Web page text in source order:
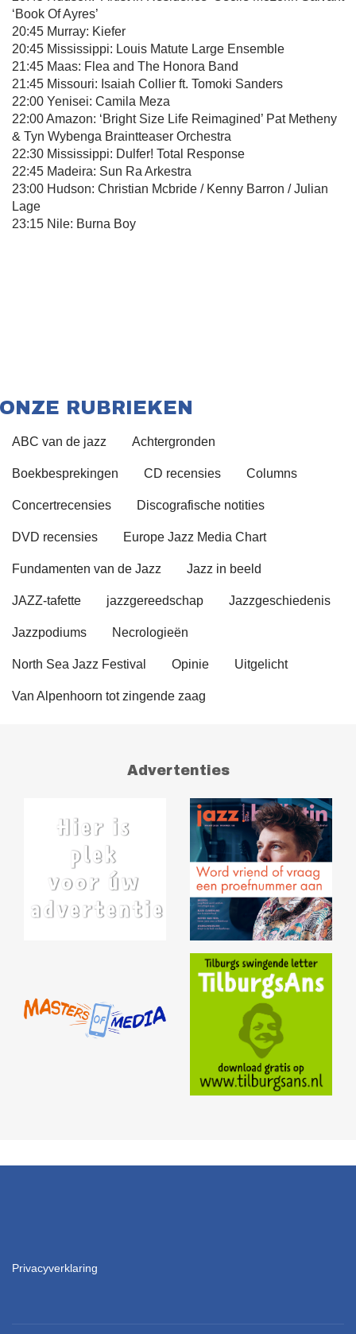
‘Book Of Ayres’
20:45 Murray: Kiefer
20:45 Mississippi: Louis Matute Large Ensemble
21:45 Maas: Flea and The Honora Band
21:45 Missouri: Isaiah Collier ft. Tomoki Sanders
22:00 Yenisei: Camila Meza
22:00 Amazon: ‘Bright Size Life Reimagined’ Pat Metheny
& Tyn Wybenga Braintteaser Orchestra
22:30 Mississippi: Dulfer! Total Response
22:45 Madeira: Sun Ra Arkestra
23:00 Hudson: Christian Mcbride / Kenny Barron / Julian
Lage
23:15 Nile: Burna Boy
ONZE RUBRIEKEN
ABC van de jazz Achtergronden
Boekbesprekingen CD recensies Columns
Concertrecensies Discografische notities
DVD recensies Europe Jazz Media Chart
Fundamenten van de Jazz Jazz in beeld
JAZZ-tafette jazzgereedschap Jazzgeschiedenis
Jazzpodiums Necrologieën
North Sea Jazz Festival Opinie Uitgelicht
Van Alpenhoorn tot zingende zaag
Advertenties
Privacyverklaring